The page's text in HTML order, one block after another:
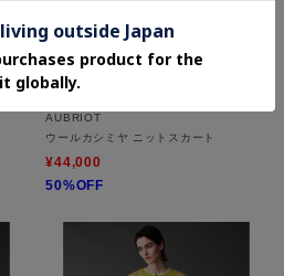
AUBRIOT
ウールカシミヤ ニットスカート
¥44,000
50%OFF